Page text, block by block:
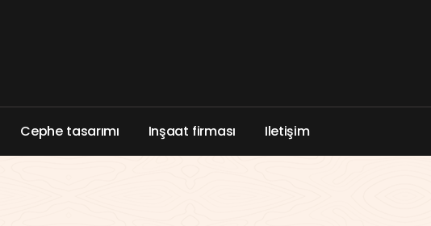
Cephe tasarımı Inşaat firması Iletişim